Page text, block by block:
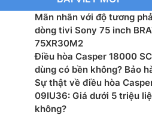
xuất: Panasonic
2025
Mãn nhãn với độ tương
dòng tivi Sony 75 inch
75XR30M2
Điều hòa Casper 18000
dùng có bền không? Bảo
Sự thật về điều hòa
09IU36: Giá dưới 5 triệu
không?